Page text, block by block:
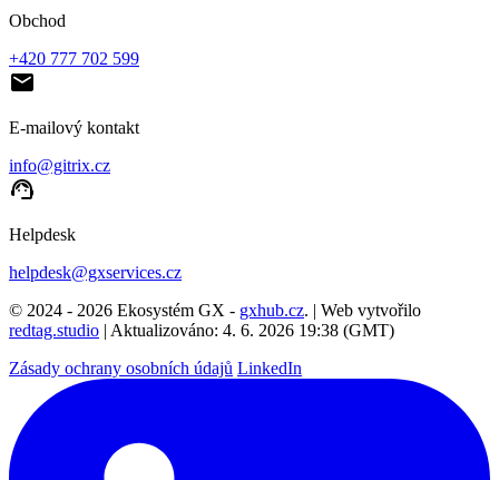
Obchod
+420 777 702 599
email
E-mailový kontakt
info@gitrix.cz
support_agent
Helpdesk
helpdesk@gxservices.cz
© 2024 - 2026 Ekosystém GX - gxhub.cz. | Web vytvořilo
redtag.studio | Aktualizováno: 4. 6. 2026 19:38 (GMT)
Zásady ochrany osobních údajů LinkedIn